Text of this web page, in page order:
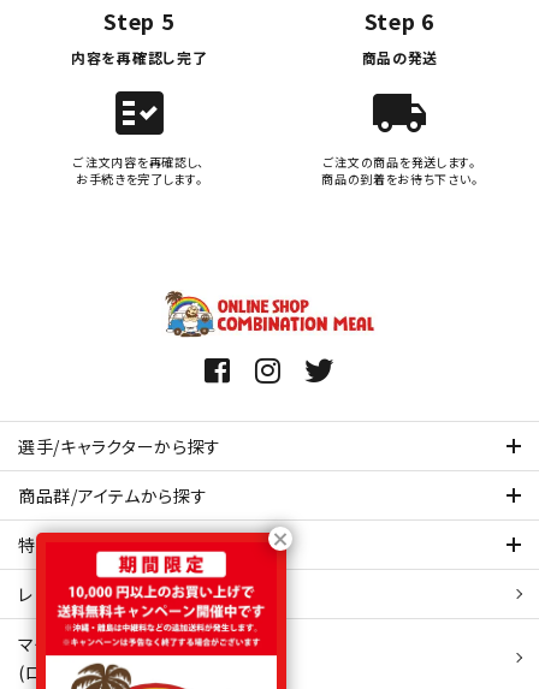
Step 5
内容を再確認し完了
fact_check
ご注文内容を再確認し、
お手続きを完了します。
Step 6
商品の発送
local_shipping
ご注文の商品を発送します。
商品の到着をお待ち下さい。
選手/キャラクターから探す
商品群/アイテムから探す
特集ページを見てみる
レビュー・口コミ 一覧ページ
マイアカウント
(ログイン/新規会員登録)